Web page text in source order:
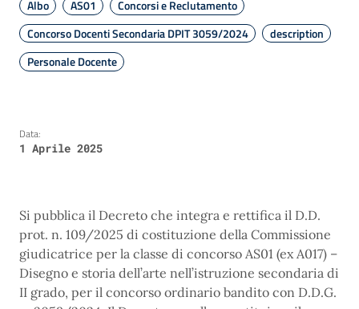
Albo
AS01
Concorsi e Reclutamento
Concorso Docenti Secondaria DPIT 3059/2024
description
Personale Docente
Data:
1 Aprile 2025
Si pubblica il Decreto che integra e rettifica il D.D.
prot. n. 109/2025 di costituzione della Commissione
giudicatrice per la classe di concorso AS01 (ex A017) –
Disegno e storia dell’arte nell’istruzione secondaria di
II grado, per il concorso ordinario bandito con D.D.G.